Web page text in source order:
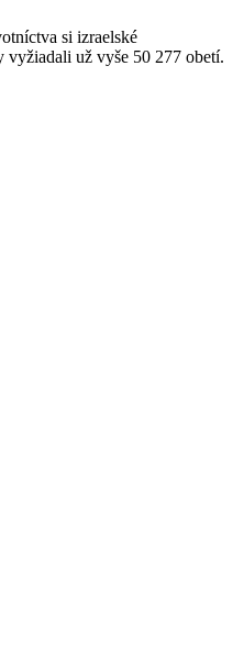
si izraelské
vyžiadali už vyše 50 277 obetí.